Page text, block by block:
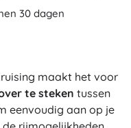
30 dagen
maakt het voor
te steken tussen
eenvoudig aan op je